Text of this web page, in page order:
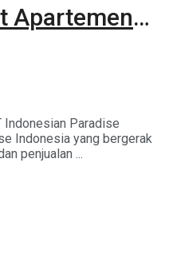
Apartemen
Paradise
Indonesia yang bergerak
penjualan ...